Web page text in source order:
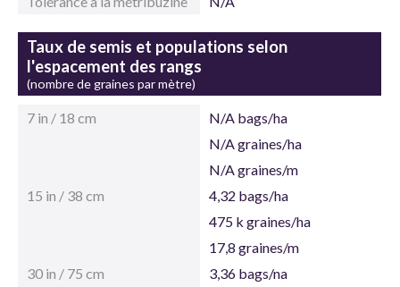
Taux de semis et populations selon
l'espacement des rangs
(nombre de graines par mètre)
7 in / 18 cm
N/A bags/ha
N/A graines/ha
N/A graines/m
15 in / 38 cm
4,32 bags/ha
475 k graines/ha
17,8 graines/m
30 in / 75 cm
3,36 bags/na